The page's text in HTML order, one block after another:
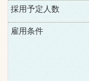
採用予定人数
雇用条件